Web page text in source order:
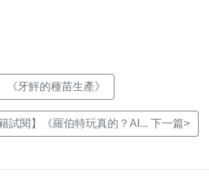
《牙鮃的種苗生產》
籍試閱】《羅伯特玩真的？AI... 下一篇>